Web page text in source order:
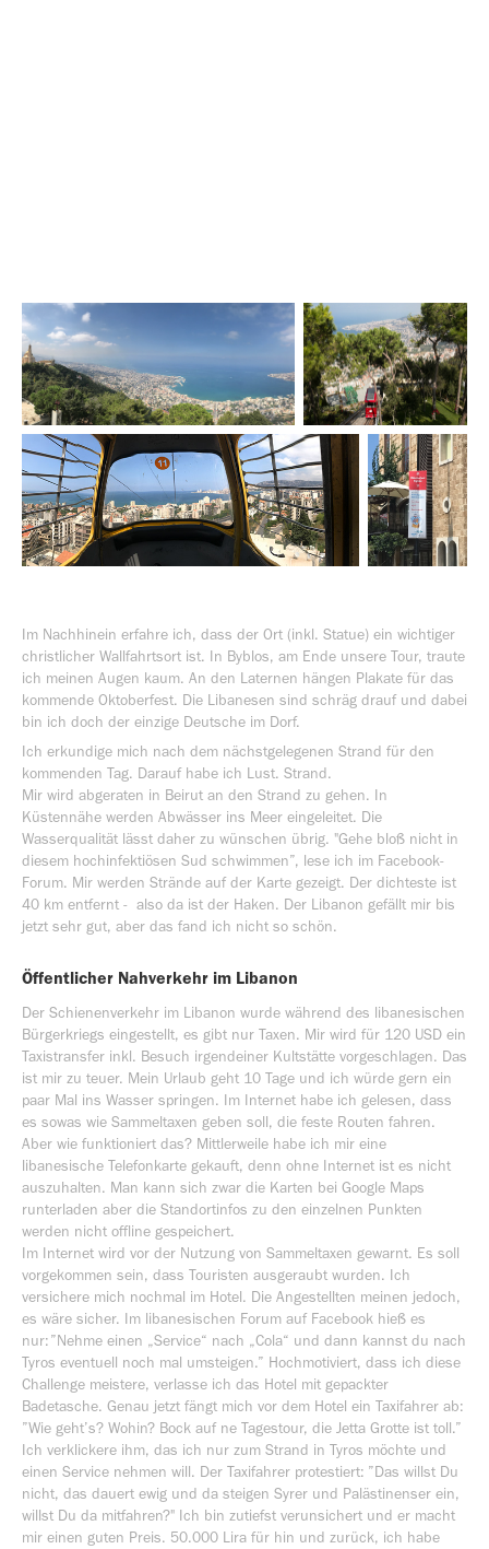
Im Nachhinein erfahre ich, dass der Ort (inkl. Statue) ein wichtiger
christlicher Wallfahrtsort ist. In Byblos, am Ende unsere Tour, traute
ich meinen Augen kaum. An den Laternen hängen Plakate für das
kommende Oktoberfest. Die Libanesen sind schräg drauf und dabei
bin ich doch der einzige Deutsche im Dorf.
Ich erkundige mich nach dem nächstgelegenen Strand für den
kommenden Tag. Darauf habe ich Lust. Strand.
Mir wird abgeraten in Beirut an den Strand zu gehen. In
Küstennähe werden Abwässer ins Meer eingeleitet. Die
Wasserqualität lässt daher zu wünschen übrig. "Gehe bloß nicht in
diesem hochinfektiösen Sud schwimmen”, lese ich im Facebook-
Forum. Mir werden Strände auf der Karte gezeigt. Der dichteste ist
40 km entfernt - also da ist der Haken. Der Libanon gefällt mir bis
jetzt sehr gut, aber das fand ich nicht so schön.
Öffentlicher Nahverkehr im Libanon
Der Schienenverkehr im Libanon wurde während des libanesischen
Bürgerkriegs eingestellt, es gibt nur Taxen. Mir wird für 120 USD ein
Taxistransfer inkl. Besuch irgendeiner Kultstätte vorgeschlagen. Das
ist mir zu teuer. Mein Urlaub geht 10 Tage und ich würde gern ein
paar Mal ins Wasser springen. Im Internet habe ich gelesen, dass
es sowas wie Sammeltaxen geben soll, die feste Routen fahren.
Aber wie funktioniert das? Mittlerweile habe ich mir eine
libanesische Telefonkarte gekauft, denn ohne Internet ist es nicht
auszuhalten. Man kann sich zwar die Karten bei Google Maps
runterladen aber die Standortinfos zu den einzelnen Punkten
werden nicht offline gespeichert.
Im Internet wird vor der Nutzung von Sammeltaxen gewarnt. Es soll
vorgekommen sein, dass Touristen ausgeraubt wurden. Ich
versichere mich nochmal im Hotel. Die Angestellten meinen jedoch,
es wäre sicher. Im libanesischen Forum auf Facebook hieß es
nur:”Nehme einen „Service“ nach „Cola“ und dann kannst du nach
Tyros eventuell noch mal umsteigen.” Hochmotiviert, dass ich diese
Challenge meistere, verlasse ich das Hotel mit gepackter
Badetasche. Genau jetzt fängt mich vor dem Hotel ein Taxifahrer ab:
”Wie geht’s? Wohin? Bock auf ne Tagestour, die Jetta Grotte ist toll.”
Ich verklickere ihm, das ich nur zum Strand in Tyros möchte und
einen Service nehmen will. Der Taxifahrer protestiert: ”Das willst Du
nicht, das dauert ewig und da steigen Syrer und Palästinenser ein,
willst Du da mitfahren?" Ich bin zutiefst verunsichert und er macht
mir einen guten Preis. 50.000 Lira für hin und zurück, ich habe